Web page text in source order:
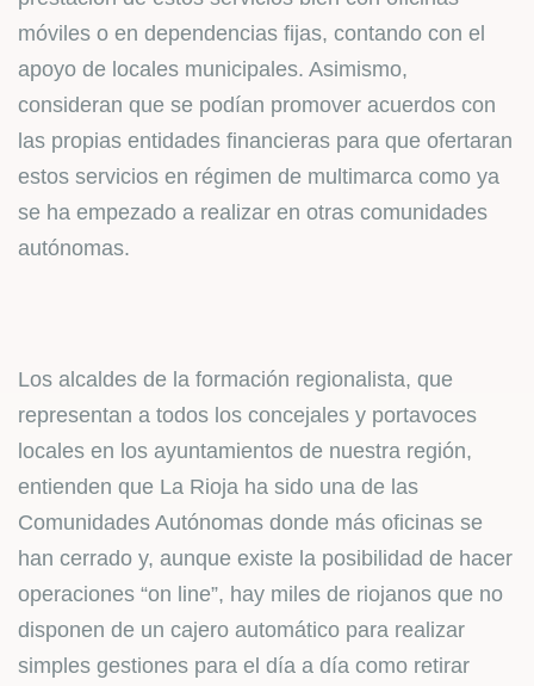
móviles o en dependencias fijas, contando con el
apoyo de locales municipales. Asimismo,
consideran que se podían promover acuerdos con
las propias entidades financieras para que ofertaran
estos servicios en régimen de multimarca como ya
se ha empezado a realizar en otras comunidades
autónomas.
Los alcaldes de la formación regionalista, que
representan a todos los concejales y portavoces
locales en los ayuntamientos de nuestra región,
entienden que La Rioja ha sido una de las
Comunidades Autónomas donde más oficinas se
han cerrado y, aunque existe la posibilidad de hacer
operaciones “on line”, hay miles de riojanos que no
disponen de un cajero automático para realizar
simples gestiones para el día a día como retirar